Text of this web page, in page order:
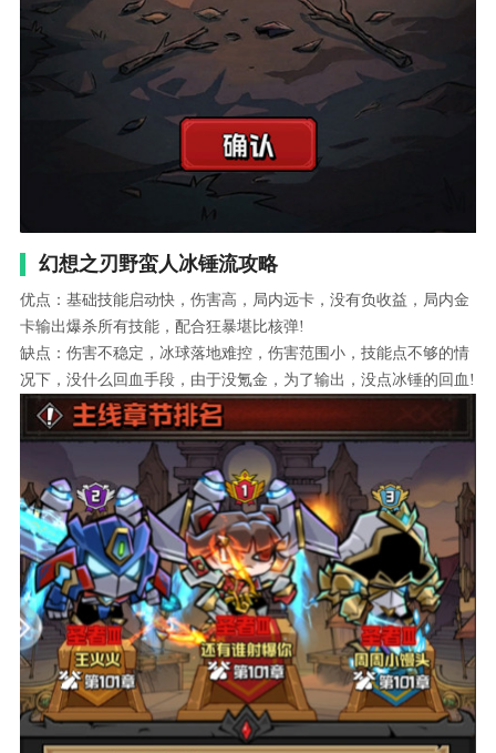
幻想之刃野蛮人冰锤流攻略
优点：基础技能启动快，伤害高，局内远卡，没有负收益，局内金
卡输出爆杀所有技能，配合狂暴堪比核弹!
缺点：伤害不稳定，冰球落地难控，伤害范围小，技能点不够的情
况下，没什么回血手段，由于没氪金，为了输出，没点冰锤的回血!